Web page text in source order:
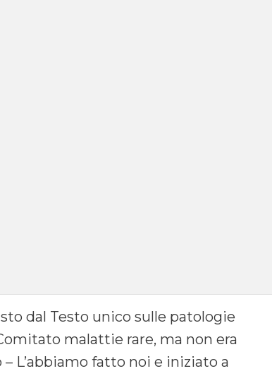
dal Testo unico sulle patologie
malattie rare, ma non era
L’abbiamo fatto noi e iniziato a